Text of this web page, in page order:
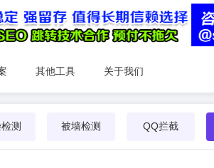
其他工具 关于我们
测 被墙检测 QQ拦截